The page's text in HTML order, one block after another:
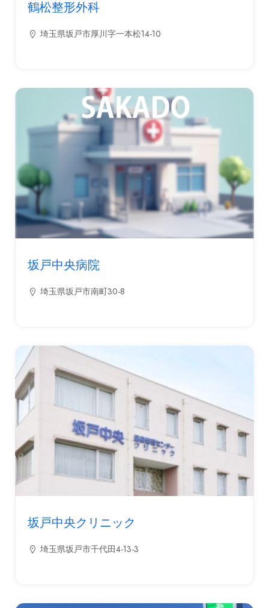
鶴松整形外科
埼玉県坂戸市厚川字一本松14-10
坂戸中央病院
埼玉県坂戸市南町30-8
坂戸中央クリニック
埼玉県坂戸市千代田4-13-3